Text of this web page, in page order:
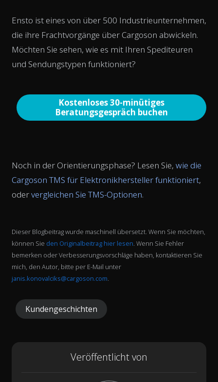
Ensto ist eines von über 500 Industrieunternehmen,
die ihre Frachtvorgänge über Cargoson abwickeln.
Möchten Sie sehen, wie es mit Ihren Spediteuren
und Sendungstypen funktioniert?
Kostenloses 30-minütiges
Beratungsgespräch buchen
Noch in der Orientierungsphase? Lesen Sie, wie die
Cargoson TMS für Elektronikhersteller funktioniert,
odervergleichen Sie TMS-Optionen.
Dieser Blogbeitrag wurde maschinell übersetzt. Wenn Sie möchten,
können Sie den Originalbeitrag hier lesen. Wenn Sie Fehler
bemerken oder Verbesserungsvorschläge haben, kontaktieren Sie
mich, den Autor, bitte per E-Mail unter
janis.konovalciks@cargoson.com.
Kundengeschichten
Veröffentlicht von